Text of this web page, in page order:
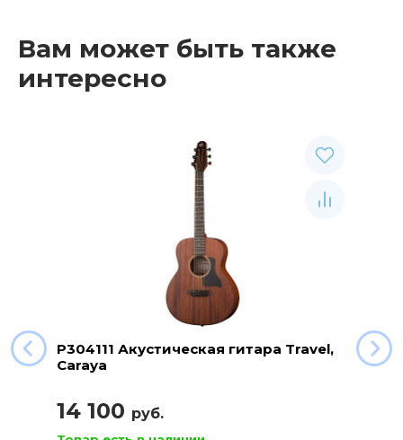
Вам может быть также
интересно
P304111 Акустическая гитара Travel,
Caraya
14 100 руб.